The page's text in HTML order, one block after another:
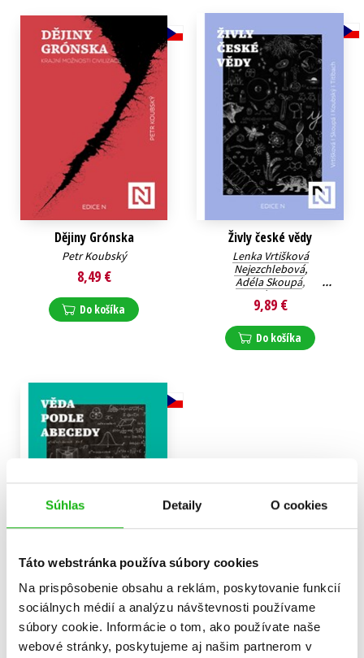
Súhlas Detaily O cookies
Táto webstránka používa súbory cookies
Na prispôsobenie obsahu a reklám, poskytovanie funkcií
sociálnych médií a analýzu návštevnosti používame
súbory cookie. Informácie o tom, ako používate naše
webové stránky, poskytujeme aj našim partnerom v
Technické vedy
Výchova a pedagogika
Young adult
Young adult (SK)
Zdravie a životný štýl
Všetky tituly
Dějiny Grónska
Petr Koubský
8,49 €
Do košíka
Živly české vědy
Lenka Vrtišková
Nejezchlebová,
Adéla Skoupá,
Petr Koubský,
9,89 €
Do košíka
Věda podle abecedy
Petr Koubský
12,32 €